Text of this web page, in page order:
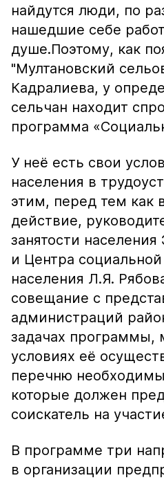
найдутся люди, по
нашедшие себе
душе.Поэтому, как
"Мултановский
Кадралиева, у
сельчан находит
программа
У неё есть свои
населения в
этим, перед тем как
действие,
занятости
и Центра
населения Л.Я.
совещание с
администраций
задачах программы,
условиях её
перечню
которые должен
соискатель на
В программе три
в организации